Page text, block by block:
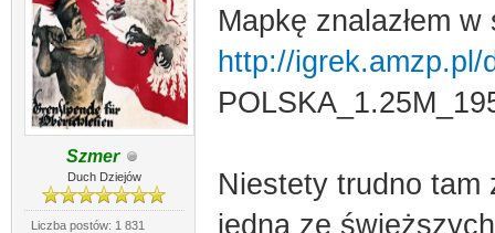
Szmer
Duch Dziejów
Liczba postów: 1 831
Mapkę znalazłem
http://igrek.amzp.pl/
Niestety trudno tam
jedną ze